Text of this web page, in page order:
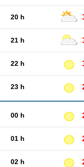
20 h
21 h
22 h
23 h
00 h
01 h
02 h